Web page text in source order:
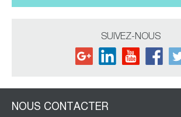
SUIVEZ-NOUS
NOUS CONTACTER